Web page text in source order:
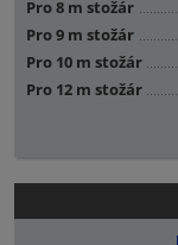
Pro 8 m stožár
Pro 9 m stožár
Pro 10 m stožár
Pro 12 m stožár